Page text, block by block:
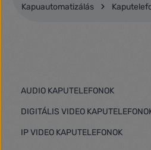
Kapuautomatizálás
AUDIO KAPUTELEFONOK
DIGITÁLIS VIDEO
IP VIDEO KAPUTELEFONOK